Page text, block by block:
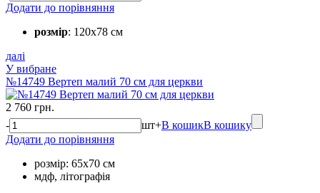
Додати до порівняння
розмір: 120х78 см
далі
У вибране
№14749 Вертеп малий 70 см для церкви
2 760 грн.
-
шт+В кошикВ кошику
Додати до порівняння
розмір: 65х70 см
мдф, літографія